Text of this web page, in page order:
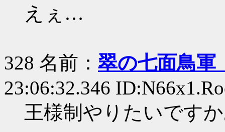
えぇ…
328 名前： 翠の七面鳥
23:06:32.346
王様制やりたいです